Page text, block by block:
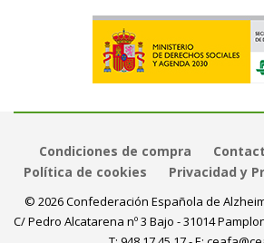
Condiciones de compra
Política de cookies
Privacidad y
© 2026 Confederación Española de
C/ Pedro Alcatarena nº 3 Bajo - 31014